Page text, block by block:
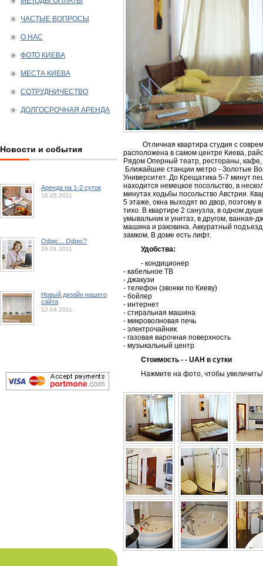
Отличная квартира студия с
расположена в самом центре Киева,
Рядом Оперный театр, рестораны,
Ближайшие станции метро - Золотые
Университет. До Крещатика 5-7 минут
находится немецкое посольство, в
минутах ходьбы посольство Австрии.
5 этаже, окна выходят во двор, поэтому в
тихо. В квартире 2 санузла, в одном
умывальник и унитаз, в другом, ванная-
машина и раковина. Аккуратный
замком. В доме есть лифт.
Удобства:
- кондиционер
- кабельное ТВ
- джакузи
- телефон (звонки по Киеву)
- бойлер
- интернет
- стиральная машина
- микроволновая печь
- электрочайник
- газовая варочная поверхность
- музыкальный центр
Стоимость - - UAH в сутки
Нажмите на фото, чтобы
ЧАСТЫЕ ВОПРОСЫ
О НАС
ФОТО КИЕВА
МЕСТА КИЕВА
СОТРУДНИЧЕСТВО
ДОЛГОСРОЧНАЯ АРЕНДА
Новости и события
Аренда на 1-2 суток
16.05.2011
Офис... Офис?
29.04.2011
Новый дизайн нашего
сайта
12.04.2011